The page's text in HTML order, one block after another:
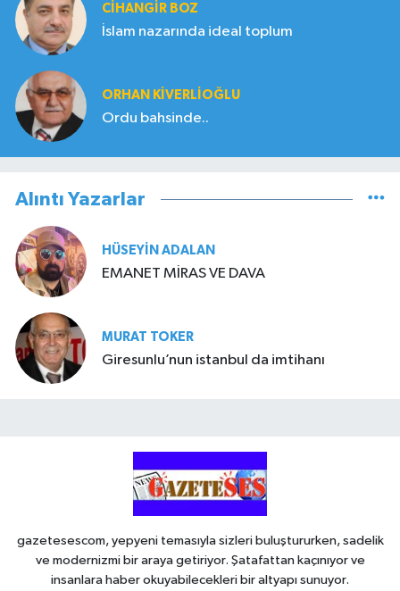
CIHANGIR BOZ
İslam nazarında ideal toplum
ORHAN KIVERLIOĞLU
Ordu bahsinde..
Alıntı Yazarlar
HÜSEYIN ADALAN
EMANET MİRAS VE DAVA
MURAT TOKER
Giresunlu’nun istanbul da imtihanı
gazetesescom, yepyeni temasıyla sizleri buluştururken, sadelik
ve modernizmi bir araya getiriyor. Şatafattan kaçınıyor ve
insanlara haber okuyabilecekleri bir altyapı sunuyor.